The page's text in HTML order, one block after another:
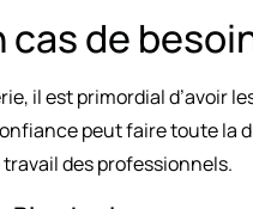
de
il est primordial
peut faire toute
des professionnels.